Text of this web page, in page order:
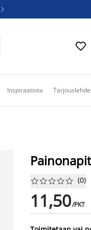


Inspiraatiota





 (0)
11,50/PKT